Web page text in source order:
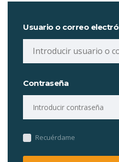
Usuario o correo
Contraseña
Recuérdame